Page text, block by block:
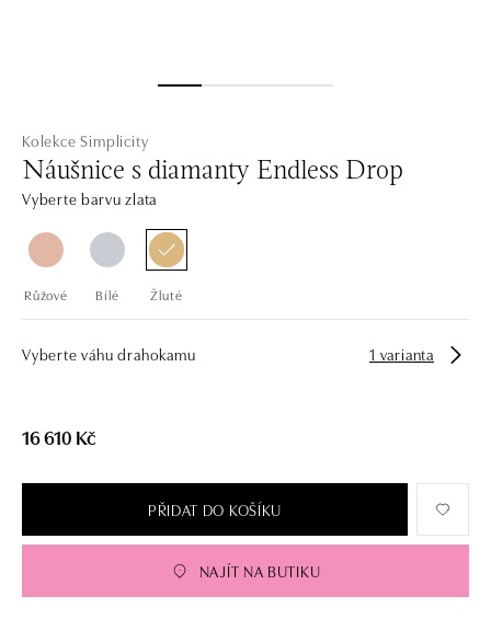
Kolekce Simplicity
Náušnice s diamanty Endless Drop
Vyberte barvu zlata
Růžové Bílé Žluté
Vyberte váhu drahokamu 1 varianta
16 610 Kč
PŘIDAT DO KOŠÍKU
NAJÍT NA BUTIKU